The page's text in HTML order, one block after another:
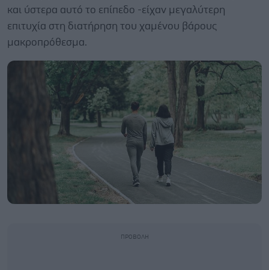
και ύστερα αυτό το επίπεδο -είχαν μεγαλύτερη
επιτυχία στη διατήρηση του χαμένου βάρους
μακροπρόθεσμα.